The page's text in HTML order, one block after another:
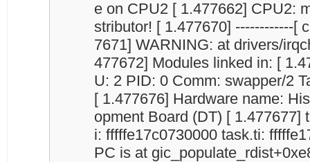
e on CPU2 [ 1.477662] CPU2:
stributor! [ 1.477670] ------------[
7671] WARNING: at drivers/
477672] Modules linked in: [
U: 2 PID: 0 Comm: swapper/2
[ 1.477676] Hardware name:
opment Board (DT) [ 1.477677]
i: fffffe17c0730000 task.ti:
PC is at